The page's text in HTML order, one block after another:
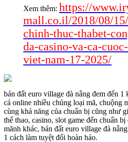
Xem thêm: https://
mall.co.il/2018/08/
chinh-thuc-thabet-
da-casino-va-ca-
viet-nam-17-2025/
bán đất euro village đà nẵng đem đến
cá online nhiều chủng loại mã, chuộng
cùng khả năng của chuẩn bị cũng như
thể thao, casino, slot game đến chuẩn
mãnh khác, bán đất euro village đà
1 cách làm tuyệt đối hoàn hảo.